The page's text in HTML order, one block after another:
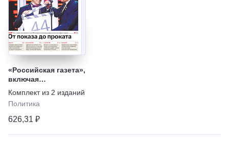
«Российская газета»,
включая
еженедельный
выпуск «Российской
газеты» – Неделя
Комплект из 2 изданий
Политика
626,31 ₽